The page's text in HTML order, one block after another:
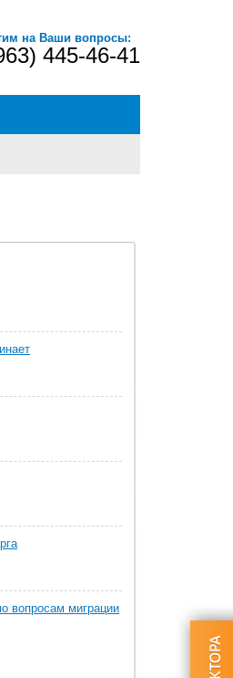
на Ваши вопросы:
445-46-41
вопросам миграции